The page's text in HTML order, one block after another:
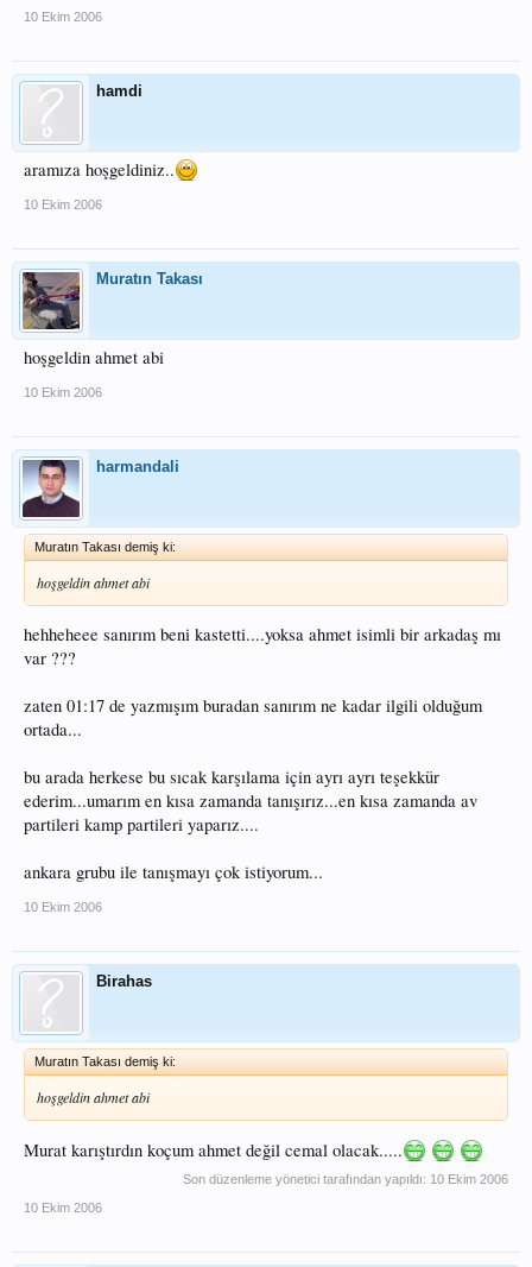
10 Ekim 2006
hamdi
aramıza hoşgeldiniz..
10 Ekim 2006
Muratın Takası
hoşgeldin ahmet abi
10 Ekim 2006
harmandali
Muratın Takası demiş ki:
hoşgeldin ahmet abi
hehheheee sanırım beni kastetti....yoksa ahmet isimli bir arkadaş mı
var ???
zaten 01:17 de yazmışım buradan sanırım ne kadar ilgili olduğum
ortada...
bu arada herkese bu sıcak karşılama için ayrı ayrı teşekkür
ederim...umarım en kısa zamanda tanışırız...en kısa zamanda av
partileri kamp partileri yaparız....
ankara grubu ile tanışmayı çok istiyorum...
10 Ekim 2006
Birahas
Muratın Takası demiş ki:
hoşgeldin ahmet abi
Murat karıştırdın koçum ahmet değil cemal olacak.....
Son düzenleme yönetici tarafından yapıldı: 10 Ekim 2006
10 Ekim 2006